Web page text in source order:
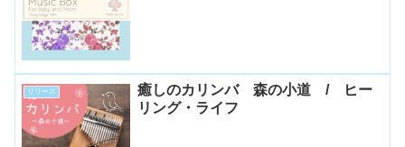
リリース
癒しのカリンバ 森の小道 / ヒー
リング・ライフ